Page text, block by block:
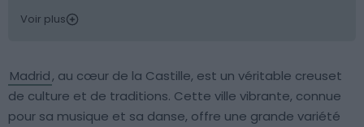
Voir plus
Madrid, au cœur de la Castille, est un véritable creuset
de culture et de traditions. Cette ville vibrante, connue
pour sa musique et sa danse, offre une grande variété